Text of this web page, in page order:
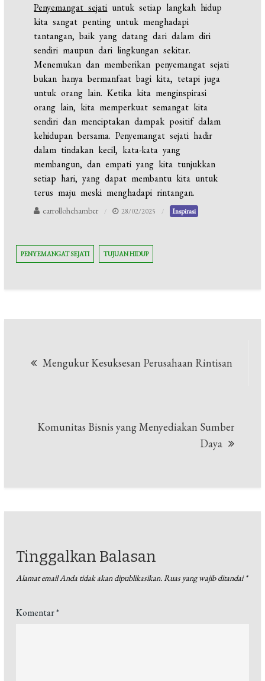
Penyemangat sejati untuk setiap langkah hidup
kita sangat penting untuk menghadapi
tantangan, baik yang datang dari dalam diri
sendiri maupun dari lingkungan sekitar.
Menemukan dan memberikan penyemangat sejati
bukan hanya bermanfaat bagi kita, tetapi juga
untuk orang lain. Ketika kita menginspirasi
orang lain, kita memperkuat semangat kita
sendiri dan menciptakan dampak positif dalam
kehidupan bersama. Penyemangat sejati hadir
dalam tindakan kecil, kata-kata yang
membangun, dan empati yang kita tunjukkan
setiap hari, yang dapat membantu kita untuk
terus maju meski menghadapi rintangan.
carrollohchamber 28/02/2025 Inspirasi
PENYEMANGAT SEJATI TUJUAN HIDUP
Mengukur Kesuksesan Perusahaan Rintisan
Komunitas Bisnis yang Menyediakan Sumber
Daya
Tinggalkan Balasan
Alamat email Anda tidak akan dipublikasikan.Ruas yang wajib ditandai*
Komentar*